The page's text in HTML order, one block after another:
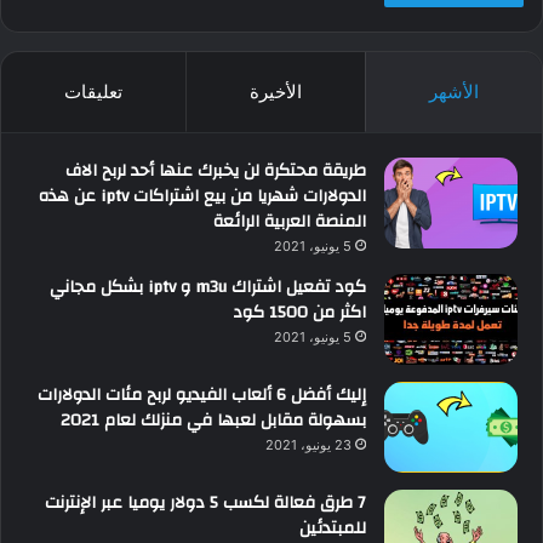
الأشهر الأخيرة تعليقات
طريقة محتكرة لن يخبرك عنها أحد لربح الاف
الدولارات شهريا من بيع اشتراكات iptv عن هذه
المنصة العربية الرائعة
5 يونيو، 2021
كود تفعيل اشتراك m3u و iptv بشكل مجاني
اكثر من 1500 كود
5 يونيو، 2021
إليك أفضل 6 ألعاب الفيديو لربح مئات الدولارات
بسهولة مقابل لعبها في منزلك لعام 2021
23 يونيو، 2021
7 طرق فعالة لكسب 5 دولار يوميا عبر الإنترنت
للمبتدئين